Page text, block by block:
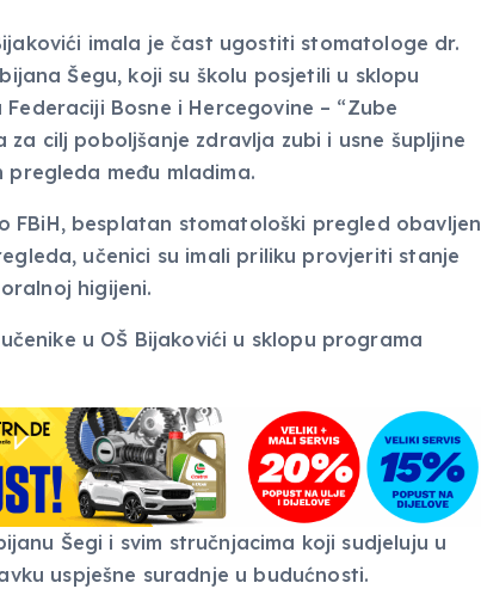
imala je čast ugostiti stomatologe dr.
Šegu, koji su školu posjetili u sklopu
Bosne i Hercegovine – “Zube
cilj poboljšanje zdravlja zubi i usne šupljine
među mladima.
FBiH, besplatan stomatološki pregled obavljen
učenici su imali priliku provjeriti stanje
higijeni.
Šegi i svim stručnjacima koji sudjeluju u
uspješne suradnje u budućnosti.